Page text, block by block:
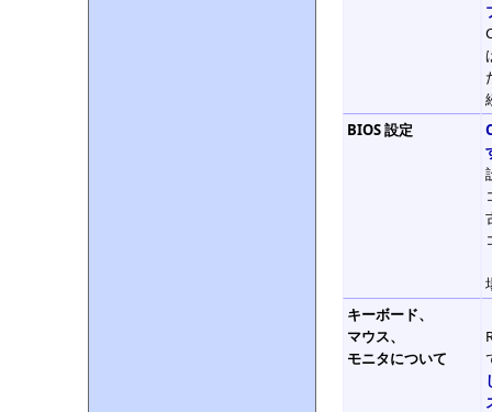
BIOS 設定
キーボード、
マウス、
モニタについて